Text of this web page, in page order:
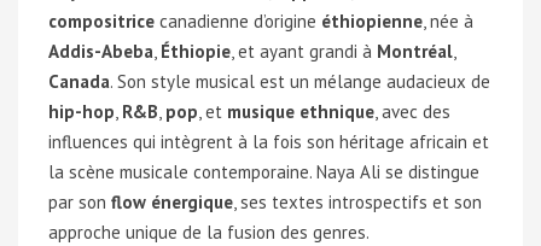
compositrice canadienne d’origine éthiopienne, née à
Addis-Abeba, Éthiopie, et ayant grandi à Montréal,
Canada. Son style musical est un mélange audacieux de
hip-hop, R&B, pop, et musique ethnique, avec des
influences qui intègrent à la fois son héritage africain et
la scène musicale contemporaine. Naya Ali se distingue
par son flow énergique, ses textes introspectifs et son
approche unique de la fusion des genres.